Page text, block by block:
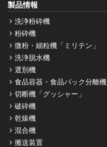
製品情報
洗浄粉砕機
粉砕機
微粉・細粒機「ミリテン」
洗浄脱水機
選別機
食品容器・食品パック分離機
切断機「グッシャー」
破砕機
乾燥機
混合機
搬送装置